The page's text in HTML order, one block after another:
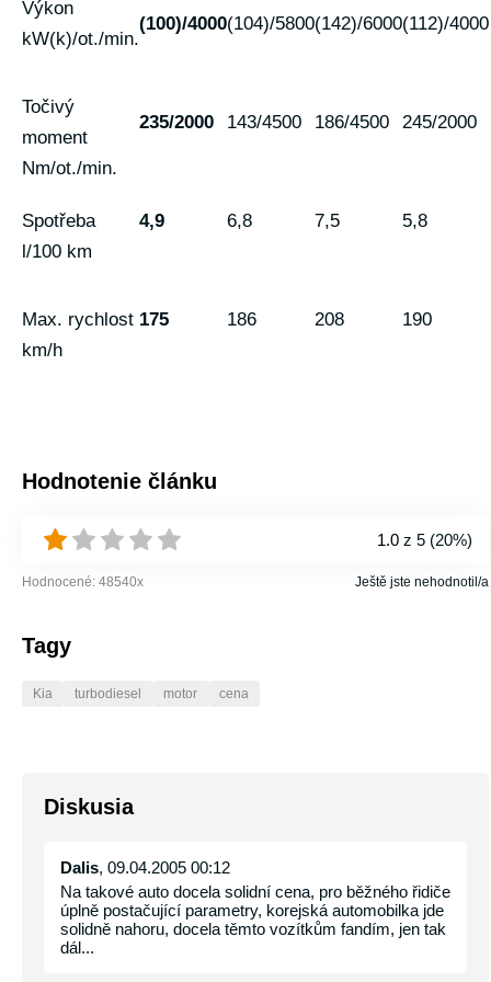
Výkon
kW(k)/ot./min.
(100)/4000(104)/5800(142)/6000(112)/4000
Točivý
moment
Nm/ot./min.
235/2000 143/4500 186/4500 245/2000
Spotřeba
l/100 km
4,9 6,8 7,5 5,8
Max. rychlost
km/h
175 186 208 190
Hodnotenie článku
1.0 z 5 (20%)
Hodnocené: 48540x Ještě jste nehodnotil/a
Tagy
Kia turbodiesel motor cena
Diskusia
Dalis, 09.04.2005 00:12
Na takové auto docela solidní cena, pro běžného řidiče
úplně postačující parametry, korejská automobilka jde
solidně nahoru, docela těmto vozítkům fandím, jen tak
dál...